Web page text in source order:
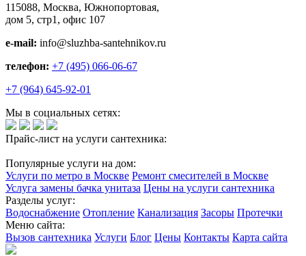
115088, Москва, Южнопортовая,
дом 5, стр1, офис 107
e-mail: info@sluzhba-santehnikov.ru
телефон: +7 (495) 066-06-67
+7 (964) 645-92-01
Мы в социальных сетях:
Прайс-лист на услуги сантехника:
Популярные услуги на дом:
Услуги по метро в Москве Ремонт смесителей в Москве
Услуга замены бачка унитаза Цены на услуги сантехника
Разделы услуг:
Водоснабжение Отопление Канализация Засоры Протечки
Меню сайта:
Вызов сантехника Услуги Блог Цены Контакты Карта сайта